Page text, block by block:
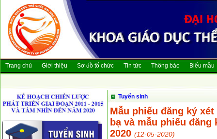
Trang chủ Giới thiệu Sơ đồ tổ chức Tin tức Thông báo Biểu mẫu
Tuyển sinh
Mẫu phiếu đăng ký
bạ và mẫu phiếu
2020 (12-05-2020)